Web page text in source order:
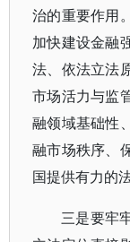
治的重要作用
加快建设金融
法、依法立法
市场活力与监
融领域基础性
融市场秩序、
国提供有力的
三是要牢